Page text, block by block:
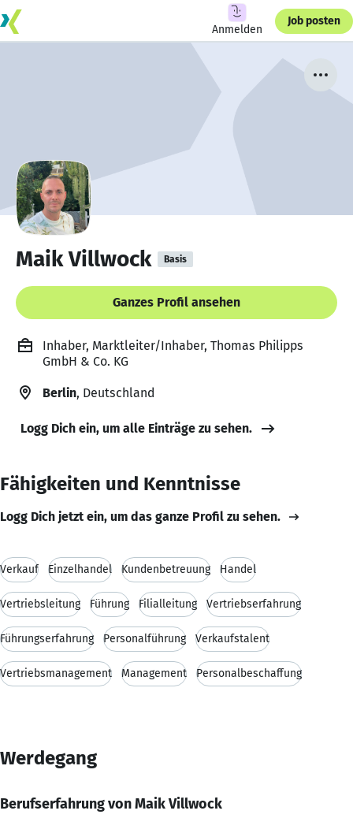
Anmelden
Job posten
Maik Villwock Basis
Ganzes Profil ansehen
Inhaber, Marktleiter/Inhaber, Thomas Philipps
GmbH & Co. KG
Berlin, Deutschland
Logg Dich ein, um alle Einträge zu sehen.
Fähigkeiten und Kenntnisse
Logg Dich jetzt ein, um das ganze Profil zu sehen.
Verkauf Einzelhandel Kundenbetreuung Handel
Vertriebsleitung Führung Filialleitung Vertriebserfahrung
Führungserfahrung Personalführung Verkaufstalent
Vertriebsmanagement Management Personalbeschaffung
Werdegang
Berufserfahrung von Maik Villwock